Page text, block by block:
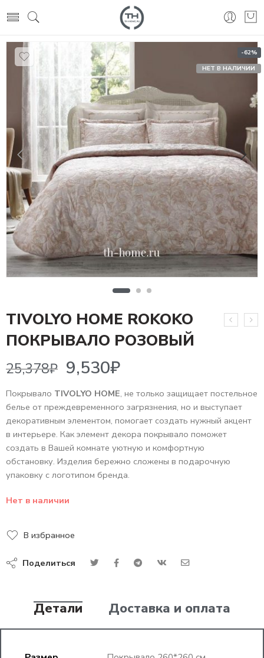
-62%
НЕТ В НАЛИЧИИ
TIVOLYO HOME ROKOKO
ПОКРЫВАЛО РОЗОВЫЙ
25,378₽ 9,530₽
Покрывало TIVOLYO HOME, не только защищает постельное
белье от преждевременного загрязнения, но и выступает
декоративным элементом, помогает создать нужный акцент
в интерьере. Как элемент декора покрывало поможет
создать в Вашей комнате уютную и комфортную
обстановку. Изделия бережно сложены в подарочную
упаковку с логотипом бренда.
Нет в наличии
В избранное
Поделиться
Детали Доставка и оплата